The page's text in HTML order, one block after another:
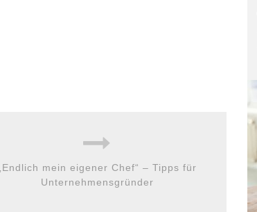
„Endlich mein eigener Chef“ – Tipps für
Unternehmensgründer